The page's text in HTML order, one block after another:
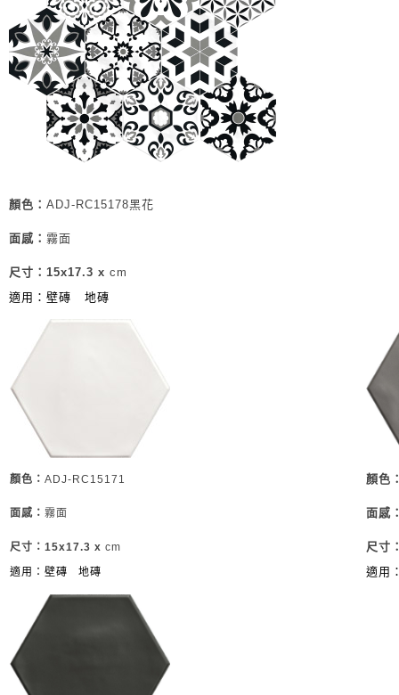
顏色： ADJ-RC15178黑花
面感： 霧面
尺寸：15x17.3 x cm
適用：壁磚
地磚
顏色： ADJ-RC15171
面感： 霧面
尺寸：15x17.3 x cm
適用：壁磚
地磚
顏色
面感
尺寸
適用